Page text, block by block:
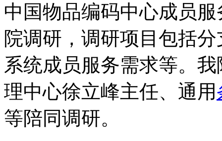
中国物品编码中心成员
院调研，调研项目包括
系统成员服务需求等。
理中心徐立峰主任、通用
等陪同调研。